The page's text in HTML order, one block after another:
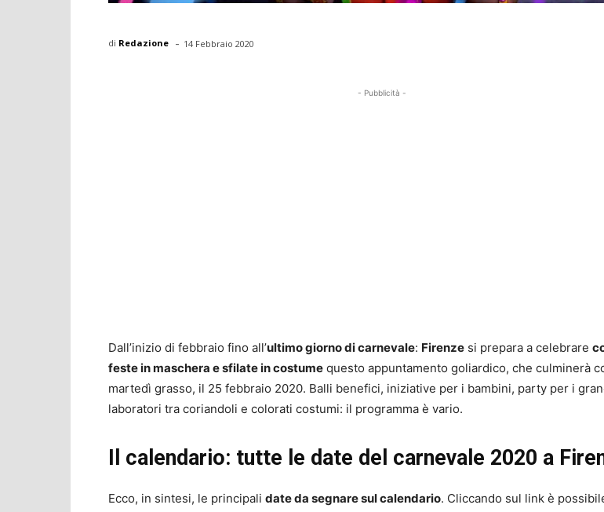
di Redazione - 14 Febbraio 2020
- Pubblicità -
Dall’inizio di febbraio fino all’ultimo giorno di carnevale: Firenze si prepara a celebrare
feste in maschera e sfilate in costume questo appuntamento goliardico, che culminerà
martedì grasso, il 25 febbraio 2020. Balli benefici, iniziative per i bambini, party per i
laboratori tra coriandoli e colorati costumi: il programma è vario.
Il calendario: tutte le date del carnevale 2020 a
Ecco, in sintesi, le principali date da segnare sul calendario. Cliccando sul link è